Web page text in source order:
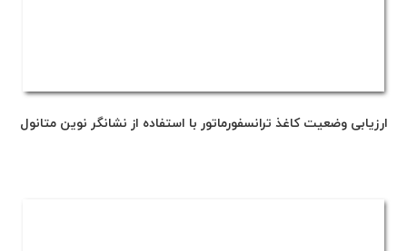
ارزیابی وضعیت کاغذ ترانسفورماتور با استفاده از نشانگر نوین متانول